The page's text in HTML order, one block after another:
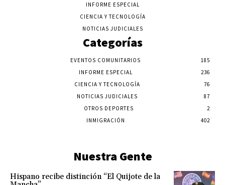
INFORME ESPECIAL
CIENCIA Y TECNOLOGÍA
NOTICIAS JUDICIALES
Categorías
EVENTOS COMUNITARIOS
185
INFORME ESPECIAL
236
CIENCIA Y TECNOLOGÍA
76
NOTICIAS JUDICIALES
87
OTROS DEPORTES
2
INMIGRACIÓN
402
Nuestra Gente
Hispano recibe distinción “El Quijote de la